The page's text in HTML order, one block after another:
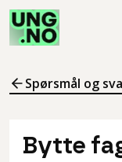
Spørsmål og
Bytte